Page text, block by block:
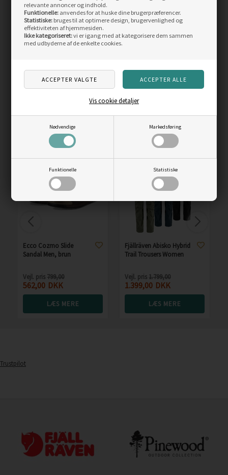
relevante annoncer og indhold.
Funktionelle: anvendes for at huske dine brugerpræferencer.
Statistiske: bruges til at optimere design, brugervenlighed og
effektiviteten af hjemmesiden.
Ikke kategoriseret:vi er igang med at kategorisere dem sammen
med udbyderne af de enkelte cookies.
Nødvendige Markedsføring
Funktionelle Statistiske
Vis cookie detaljer
Whistler Mahara W-Pro-
Vejl. pris
350,00 DKK 629,00 DKK
SIDST SETE PRODUKTER
Ecco Cozmo Slide
Sandal Men, brun
Vejl. pris 799,00
562,00 DKK
LÆS MERE
Fjällräven Abisko Hybrid
Trail Trousers Women
Vejl. pris 1.799,00
1.399,00 DKK
LÆS MERE
Trustpilot